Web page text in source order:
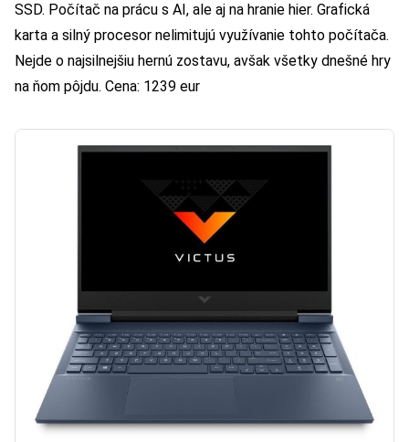
SSD. Počítač na prácu s AI, ale aj na hranie hier. Grafická
karta a silný procesor nelimitujú využívanie tohto počítača.
Nejde o najsilnejšiu hernú zostavu, avšak všetky dnešné hry
na ňom pôjdu. Cena: 1239 eur